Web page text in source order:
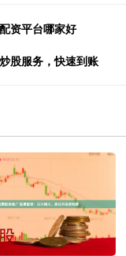
资平台哪家好
股服务，快速到账